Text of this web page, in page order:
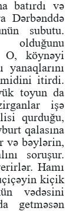
batırdı və
Dərbənddə
subutu.
olduğunu
O, köynəyi
yanaqlarını
itirdi.
toyun da
işə
qurduğu,
qalasına
və bəylərin,
soruşur.
Hamı
kiçik
vədəsini
getməsən